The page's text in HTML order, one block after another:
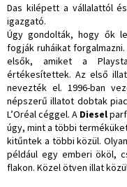
Das kilépett a vállalattól
igazgató.
Úgy gondolták, hogy ők
fogják ruháikat
elsők, amiket a
értékesítettek. Az első
nevezték el. 1996-ban
népszerű illatot dobtak
L’Oréal céggel. A Diesel
úgy, mint a többi
kitűntek a többi közül.
például egy emberi ököl,
flakon. Közel ötven illat